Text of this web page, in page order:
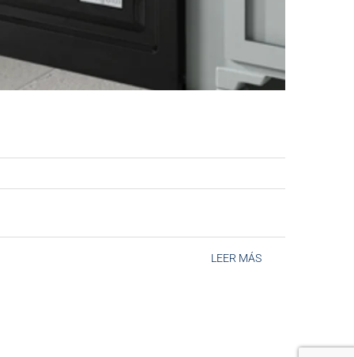
LEER MÁS